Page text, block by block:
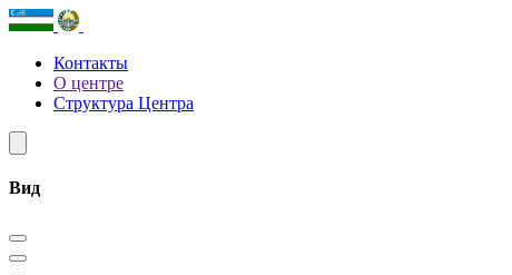
Контакты
О центре
Структура Центра
Вид